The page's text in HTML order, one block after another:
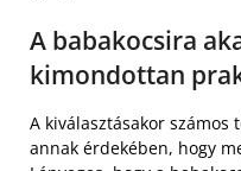
A babakocsira
kimondottan
A kiválasztásakor számos
annak érdekében, hogy